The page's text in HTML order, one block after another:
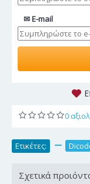
✉ E-mail
0
Ετικέτες:
Σχετικά